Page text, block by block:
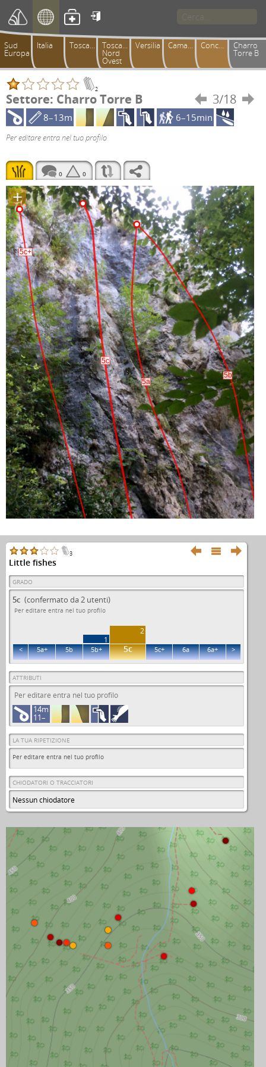

Sud
Europa
Italia Toscana Toscana
Nord
Ovest
Versilia Camaiorese Conchiusori Charro
Torre B
2
Settore: Charro Torre B  3/18 
8–13m
6–15min
Per editare entra nel tuo profilo
0 0
+
5c+
5c
5a
5b
  
3
Little fishes
GRADO
5c (confermato da 2 utenti)
Per editare entra nel tuo profilo
1
2
< 5a+ 5b 5b+ 5c 5c+ 6a 6a+ >
ATTRIBUTI
Per editare entra nel tuo profilo
14m
11–
LA TUA RIPETIZIONE
Per editare entra nel tuo profilo
CHIODATORI O TRACCIATORI
Nessun chiodatore